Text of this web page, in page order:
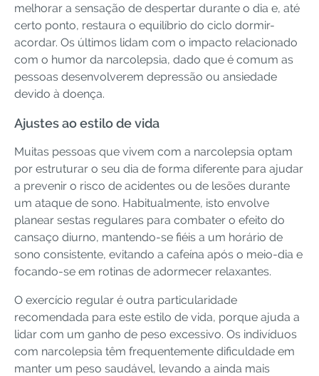
melhorar a sensação de despertar durante o dia e, até
certo ponto, restaura o equilíbrio do ciclo dormir-
acordar. Os últimos lidam com o impacto relacionado
com o humor da narcolepsia, dado que é comum as
pessoas desenvolverem depressão ou ansiedade
devido à doença.
Ajustes ao estilo de vida
Muitas pessoas que vivem com a narcolepsia optam
por estruturar o seu dia de forma diferente para ajudar
a prevenir o risco de acidentes ou de lesões durante
um ataque de sono. Habitualmente, isto envolve
planear sestas regulares para combater o efeito do
cansaço diurno, mantendo-se fiéis a um horário de
sono consistente, evitando a cafeína após o meio-dia e
focando-se em rotinas de adormecer relaxantes.
O exercício regular é outra particularidade
recomendada para este estilo de vida, porque ajuda a
lidar com um ganho de peso excessivo. Os indivíduos
com narcolepsia têm frequentemente dificuldade em
manter um peso saudável, levando a ainda mais